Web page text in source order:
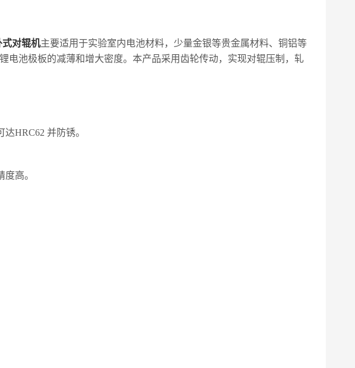
式对辊机主要适用于实验室内电池材料，少量金银等贵金属材料、铜铝等
电池极板的减薄和增大密度。本产品采用齿轮传动，实现对辊压制，轧
HRC62 并防锈。
高。